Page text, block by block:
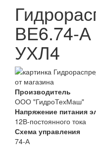
ВЕ6.74-
УХЛ4
Производитель
ООО "ГидроТехМаш"
Напряжение питания
12В-постоянного тока
Схема управления
74-А